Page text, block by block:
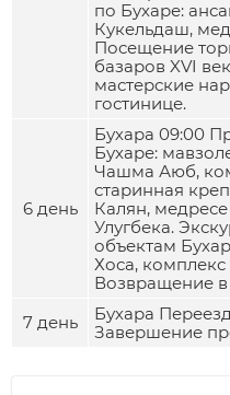
по Бухаре:
Кукельдаш,
Посещение
базаров XVI
мастерские
гостинице.
6 день
Бухара 09:00
Бухаре:
Чашма Аюб,
старинная
Калян,
Улугбека.
объектам
Хоса,
Возвращение в
7 день
Бухара
Завершение